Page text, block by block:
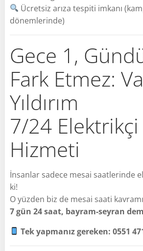
Ücretsiz arıza tespiti imkanı
dönemlerinde)
Gece 1,
Fark Etmez:
Yıldırım
7/24 Elektrikçi
Hizmeti
İnsanlar sadece mesai saatlerinde
ki!
O yüzden biz de mesai saati
7 gün 24 saat, bayram-seyran
Tek yapmanız gereken: 0551